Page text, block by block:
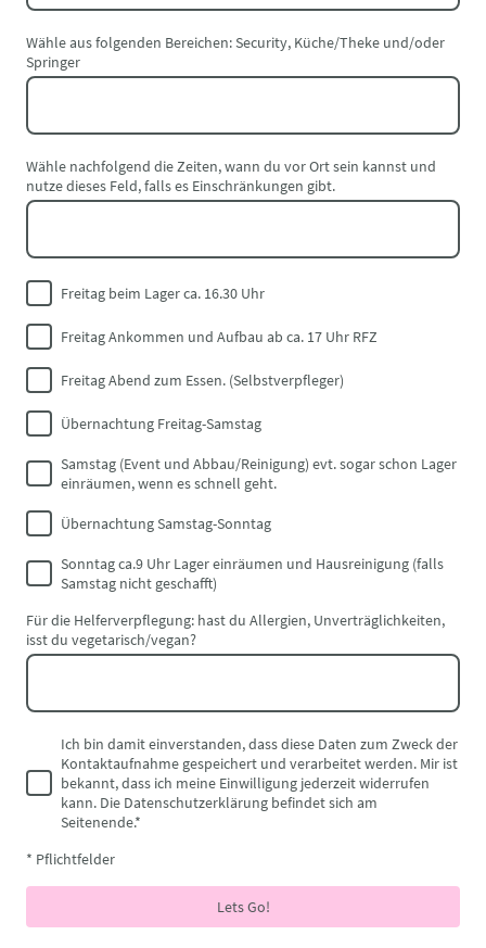
Wähle aus folgenden Bereichen: Security, Küche/Theke und/oder
Springer
Wähle nachfolgend die Zeiten, wann du vor Ort sein kannst und
nutze dieses Feld, falls es Einschränkungen gibt.
Freitag beim Lager ca. 16.30 Uhr
Freitag Ankommen und Aufbau ab ca. 17 Uhr RFZ
Freitag Abend zum Essen. (Selbstverpfleger)
Übernachtung Freitag-Samstag
Samstag (Event und Abbau/Reinigung) evt. sogar schon Lager
einräumen, wenn es schnell geht.
Übernachtung Samstag-Sonntag
Sonntag ca.9 Uhr Lager einräumen und Hausreinigung (falls
Samstag nicht geschafft)
Für die Helferverpflegung: hast du Allergien, Unverträglichkeiten,
isst du vegetarisch/vegan?
Ich bin damit einverstanden, dass diese Daten zum Zweck der
Kontaktaufnahme gespeichert und verarbeitet werden. Mir ist
bekannt, dass ich meine Einwilligung jederzeit widerrufen
kann. Die Datenschutzerklärung befindet sich am
Seitenende.*
* Pflichtfelder
Lets Go!